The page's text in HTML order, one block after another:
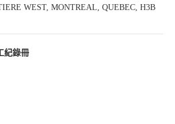
WEST, MONTREAL, QUEBEC, H3B
紀錄冊